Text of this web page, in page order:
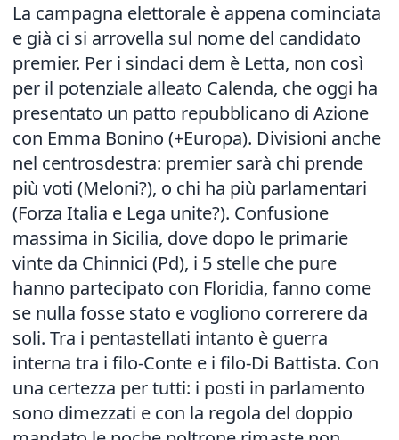
La campagna elettorale è appena cominciata
e già ci si arrovella sul nome del candidato
premier. Per i sindaci dem è Letta, non così
per il potenziale alleato Calenda, che oggi ha
presentato un patto repubblicano di Azione
con Emma Bonino (+Europa). Divisioni anche
nel centrosdestra: premier sarà chi prende
più voti (Meloni?), o chi ha più parlamentari
(Forza Italia e Lega unite?). Confusione
massima in Sicilia, dove dopo le primarie
vinte da Chinnici (Pd), i 5 stelle che pure
hanno partecipato con Floridia, fanno come
se nulla fosse stato e vogliono correrere da
soli. Tra i pentastellati intanto è guerra
interna tra i filo-Conte e i filo-Di Battista. Con
una certezza per tutti: i posti in parlamento
sono dimezzati e con la regola del doppio